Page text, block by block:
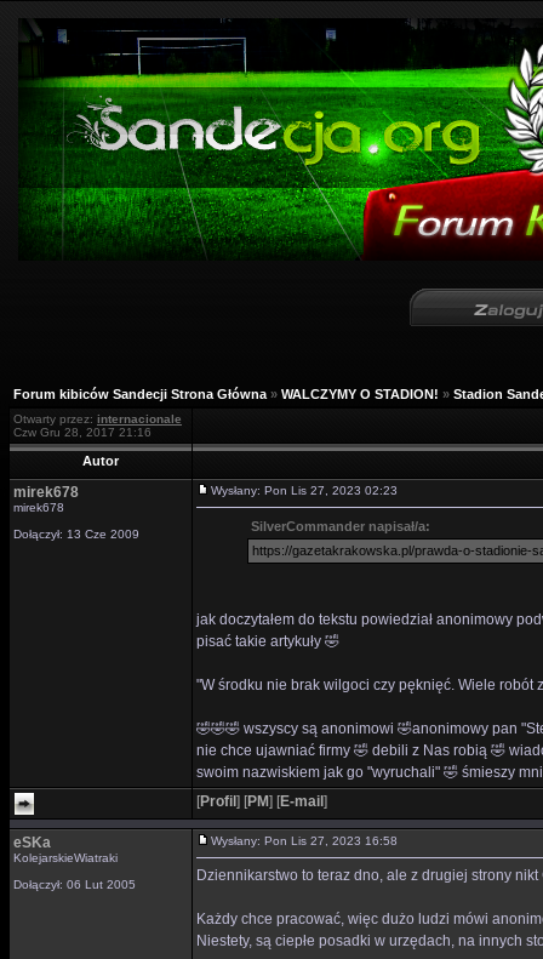
Forum kibiców Sandecji Strona Główna » WALCZYMY O STADION! » Stadion
Otwarty przez: internacionale
Czw Gru 28, 2017 21:16
Autor
mirek678
mirek678
Dołączył: 13 Cze 2009
Wysłany: Pon Lis 27, 2023 02:23
SilverCommander napisał/a:
https://gazetakrakowska.pl/prawda-o-stadionie-
jak doczytałem do tekstu powiedział anonimowy
pisać takie artykuły 🤣
"W środku nie brak wilgoci czy pęknięć. Wiele robót
🤣🤣🤣 wszyscy są anonimowi 🤣anonimowy pan
nie chce ujawniać firmy 🤣 debili z Nas robią 🤣
swoim nazwiskiem jak go "wyruchali" 🤣 śmieszy
[Profil ] [PM] [E-mail ]
eSKa
KolejarskieWiatraki
Dołączył: 06 Lut 2005
Wysłany: Pon Lis 27, 2023 16:58
Dziennikarstwo to teraz dno, ale z drugiej strony
Każdy chce pracować, więc dużo ludzi mówi
Niestety, są ciepłe posadki w urzędach, na innych